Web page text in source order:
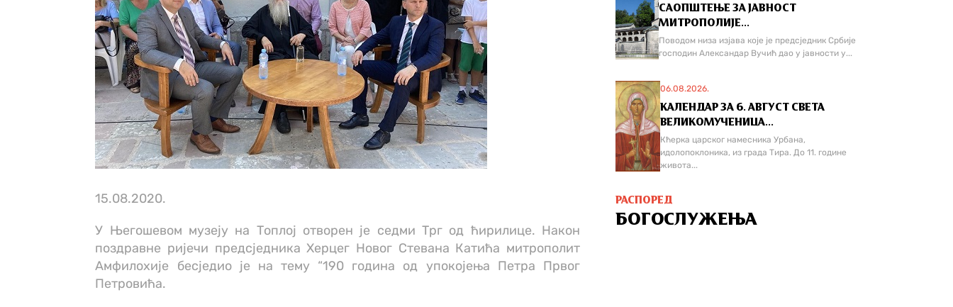
15.08.2020.
У Његошевом музеју на Топлој отворен је седми Трг од ћирилице. Након
поздравне ријечи предсједника Херцег Новог Стевана Катића митрополит
Амфилохије бесједио је на тему “190 година од упокојења Петра Првог
Петровића.
САОПШТЕЊЕ ЗА ЈАВНОСТ
МИТРОПОЛИЈЕ...
Поводом низа изјава које је предсједник Србије
господин Александар Вучић дао у јавности у...
06.08.2026.
КАЛЕНДАР ЗА 6. АВГУСТ СВЕТА
ВЕЛИКОМУЧЕНИЦА...
Кћерка царског намесника Урбана,
идолопоклоника, из града Тира. До 11. године
живота...
РАСПОРЕД
БОГОСЛУЖЕЊА